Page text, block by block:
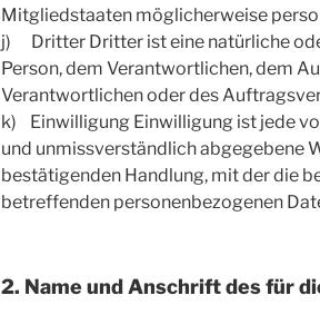
Mitgliedstaaten möglicherweise
j) Dritter Dritter ist eine natürliche
Person, dem Verantwortlichen, dem
Verantwortlichen oder des
k) Einwilligung Einwilligung ist jede
und unmissverständlich abgegebene
bestätigenden Handlung, mit der die
betreffenden personenbezogenen
2. Name und Anschrift des für